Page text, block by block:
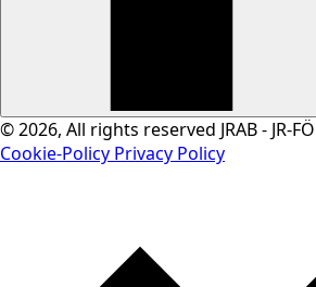
© 2026, All rights reserved JRAB - JR-
Cookie-Policy Privacy Policy